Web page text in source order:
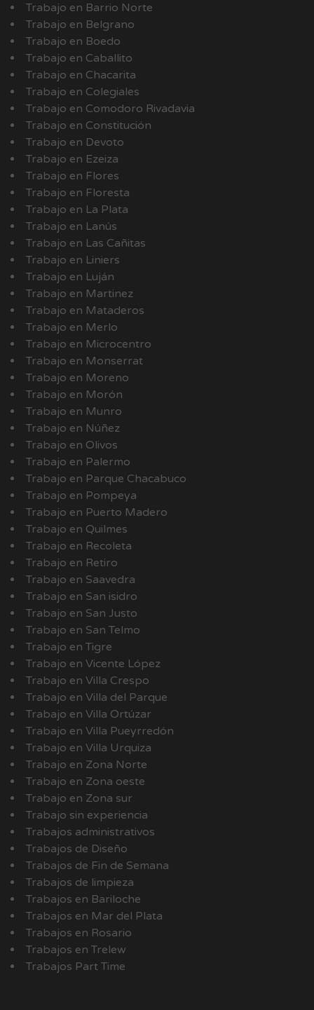
Trabajo en Barrio Norte
Trabajo en Belgrano
Trabajo en Boedo
Trabajo en Caballito
Trabajo en Chacarita
Trabajo en Colegiales
Trabajo en Comodoro Rivadavia
Trabajo en Constitución
Trabajo en Devoto
Trabajo en Ezeiza
Trabajo en Flores
Trabajo en Floresta
Trabajo en La Plata
Trabajo en Lanús
Trabajo en Las Cañitas
Trabajo en Liniers
Trabajo en Luján
Trabajo en Martinez
Trabajo en Mataderos
Trabajo en Merlo
Trabajo en Microcentro
Trabajo en Monserrat
Trabajo en Moreno
Trabajo en Morón
Trabajo en Munro
Trabajo en Núñez
Trabajo en Olivos
Trabajo en Palermo
Trabajo en Parque Chacabuco
Trabajo en Pompeya
Trabajo en Puerto Madero
Trabajo en Quilmes
Trabajo en Recoleta
Trabajo en Retiro
Trabajo en Saavedra
Trabajo en San isidro
Trabajo en San Justo
Trabajo en San Telmo
Trabajo en Tigre
Trabajo en Vicente López
Trabajo en Villa Crespo
Trabajo en Villa del Parque
Trabajo en Villa Ortúzar
Trabajo en Villa Pueyrredón
Trabajo en Villa Urquiza
Trabajo en Zona Norte
Trabajo en Zona oeste
Trabajo en Zona sur
Trabajo sin experiencia
Trabajos administrativos
Trabajos de Diseño
Trabajos de Fin de Semana
Trabajos de limpieza
Trabajos en Bariloche
Trabajos en Mar del Plata
Trabajos en Rosario
Trabajos en Trelew
Trabajos Part Time